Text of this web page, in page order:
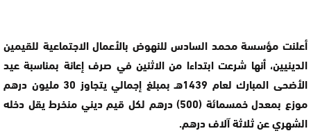
أعلنت مؤسسة محمد السادس للنهوض بالأعمال الاجتماعية للقيمين
الدينيين، أنها شرعت ابتداءا من الاثنين في صرف إعانة بمناسبة عيد
الأضحى المبارك لعام 1439هـ بمبلغ إجمالي يتجاوز 30 مليون درهم
موزع بمعدل خمسمائة (500) درهم لكل قيم ديني منخرط يقل دخله
الشهري عن ثلاثة آلاف درهم.